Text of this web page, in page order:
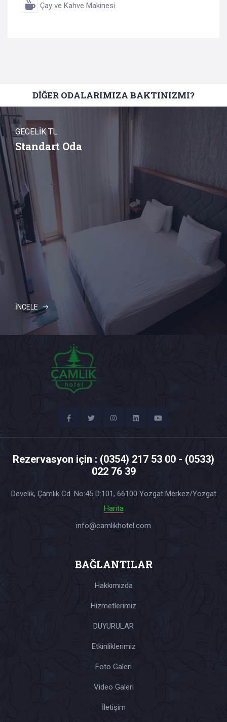
Çay ve Kahve Makinesi
DİĞER ODALARIMIZA BAKTINIZMI?
GECELİK TL
Standart Oda
İNCELE
Rezervasyon için : (0354) 217 53 00 - (0533)
022 76 39
Develik, Çamlık Cd. No:45 D:101, 66100 Yozgat Merkez/Yozgat
Harita
info@camlikhotel.com
BAĞLANTILAR
Hakkımızda
Hizmetlerimiz
DUYURULAR
Etkinliklerimiz
Foto Galeri
Video Galeri
İletişim